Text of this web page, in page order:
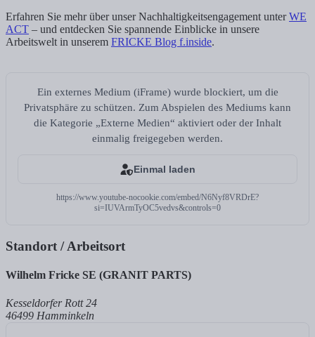
Erfahren Sie mehr über unser Nachhaltigkeitsengagement unterWE
ACT – und entdecken Sie spannende Einblicke in unsere
Arbeitswelt in unserem FRICKE Blog f.inside.
Ein externes Medium (iFrame) wurde blockiert, um die
Privatsphäre zu schützen. Zum Abspielen des Mediums kann
die Kategorie „Externe Medien“ aktiviert oder der Inhalt
einmalig freigegeben werden.
Einmal laden
https://www.youtube-nocookie.com/embed/N6Nyf8VRDrE?
si=IUVArmTyOC5vedvs&controls=0
Standort / Arbeitsort
Wilhelm Fricke SE (GRANIT PARTS)
Kesseldorfer Rott 24
46499 Hamminkeln